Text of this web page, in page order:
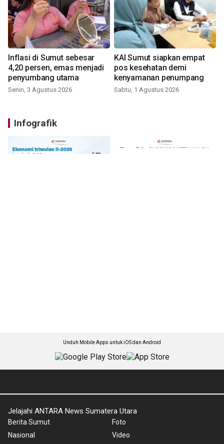
Inflasi di Sumut sebesar
4,20 persen, emas menjadi
penyumbang utama
Senin, 3 Agustus 2026
KAI Sumut siapkan empat
pos kesehatan demi
kenyamanan penumpang
Sabtu, 1 Agustus 2026
Infografik
Unduh Mobile Apps untuk iOS dan Android
Jelajahi ANTARA News Sumatera Utara
Berita Sumut
Nasional
Foto
Video